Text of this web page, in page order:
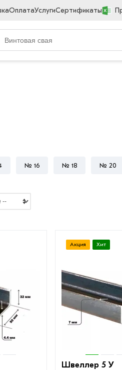
ОплатаУслугиСертификаты
№ 16 № 18 № 20
Акция Хит
Швеллер 5 У